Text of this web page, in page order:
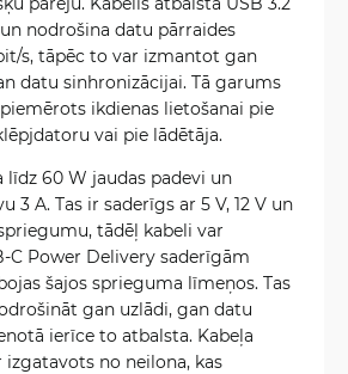
nodrošina datu pārraides
s, tāpēc to var izmantot gan
datu sinhronizācijai. Tā garums
ikdienas lietošanai pie
vai pie lādētāja.
līdz 60 W jaudas padevi un
3 A. Tas ir saderīgs ar 5 V, 12 V un
tādēļ kabeli var
C Power Delivery saderīgām
šajos sprieguma līmeņos. Tas
gan uzlādi, gan datu
ierīce to atbalsta. Kabeļa
izgatavots no neilona, kas